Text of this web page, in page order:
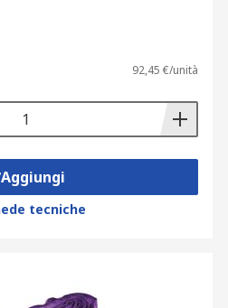
92,45 €/unità
Aggiungi
tecniche